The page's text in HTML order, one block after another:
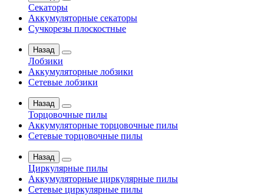
Секаторы
Аккумуляторные секаторы
Сучкорезы плоскостные
Назад
Лобзики
Аккумуляторные лобзики
Сетевые лобзики
Назад
Торцовочные пилы
Аккумуляторные торцовочные пилы
Сетевые торцовочные пилы
Назад
Циркулярные пилы
Аккумуляторные циркулярные пилы
Сетевые циркулярные пилы